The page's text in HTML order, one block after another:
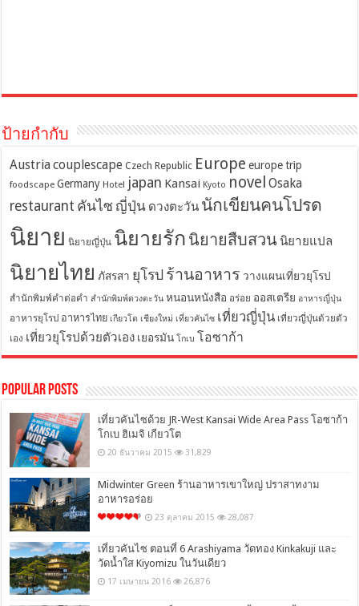
ป้ายกำกับ
Austriacouplescape Czech Republic Europe europe trip
foodscape Germany Hotel japan Kansai Kyoto novel Osaka
restaurant คันไซ ญี่ปุ่น ดวงตะวัน นักเขียนคนโปรด
นิยาย นิยายญี่ปุ่น นิยายรัก นิยายสืบสวน นิยายแปล
นิยายไทย ภัสรสา ยุโรป ร้านอาหาร วางแผนเที่ยวยุโรป
สำนักพิมพ์คำต่อคำ สำนักพิมพ์ดวงตะวัน หนอนหนังสือ อร่อย ออสเตรีย อาหารญี่ปุ่น
อาหารยุโรป อาหารไทย เกียวโต เชียงใหม่ เที่ยวคันไซ เที่ยวญี่ปุ่น เที่ยวญี่ปุ่นด้วยตัว
เอง เที่ยวยุโรปด้วยตัวเอง เยอรมัน โกเบ โอซาก้า
Popular Posts
เที่ยวคันไซด้วย JR-West Kansai Wide Area Pass โอซาก้า
โกเบ ฮิเมจิ เกียวโต
20 ธันวาคม 2015 31,829
Midwinter Green ร้านอาหารเขาใหญ่ ปราสาทงาม
อาหารอร่อย
23 ตุลาคม 2015 28,087
เที่ยวคันไซ ตอนที่ 6 Arashiyama วัดทอง Kinkakuji และ
วัดน้ำใส Kiyomizu ในวันเดียว
17 เมษายน 2016 26,876